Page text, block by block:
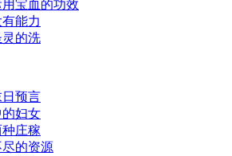
宝血的功效
能力
的洗
预言
妇女
庄稼
的资源